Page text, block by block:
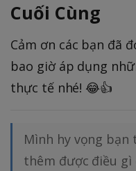
Cuối Cùng
Cảm ơn các bạn đã
bao giờ áp dụng
thực tế nhé! 😂👍
Mình hy vọng bạn
thêm được điều gì